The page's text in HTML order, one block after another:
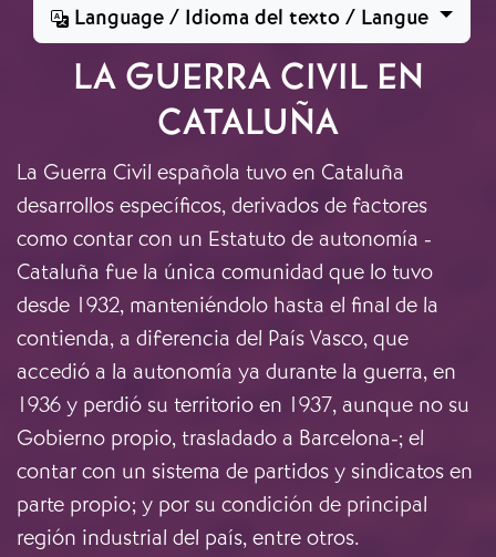
Language / Idioma del texto / Langue
LA GUERRA CIVIL EN
CATALUÑA
La Guerra Civil española tuvo en Cataluña
desarrollos específicos, derivados de factores
como contar con un Estatuto de autonomía -
Cataluña fue la única comunidad que lo tuvo
desde 1932, manteniéndolo hasta el final de la
contienda, a diferencia del País Vasco, que
accedió a la autonomía ya durante la guerra, en
1936 y perdió su territorio en 1937, aunque no su
Gobierno propio, trasladado a Barcelona-; el
contar con un sistema de partidos y sindicatos en
parte propio; y por su condición de principal
región industrial del país, entre otros.